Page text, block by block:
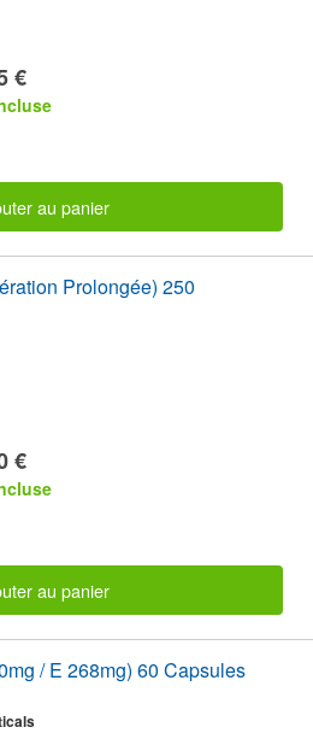
€
au panier
Prolongée) 250
€
au panier
/ E 268mg) 60 Capsules